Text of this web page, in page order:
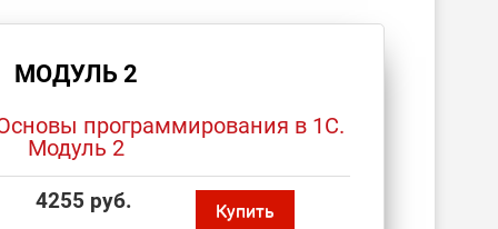
МОДУЛЬ 2
программирования в 1С.
Модуль 2
4255 руб. Купить